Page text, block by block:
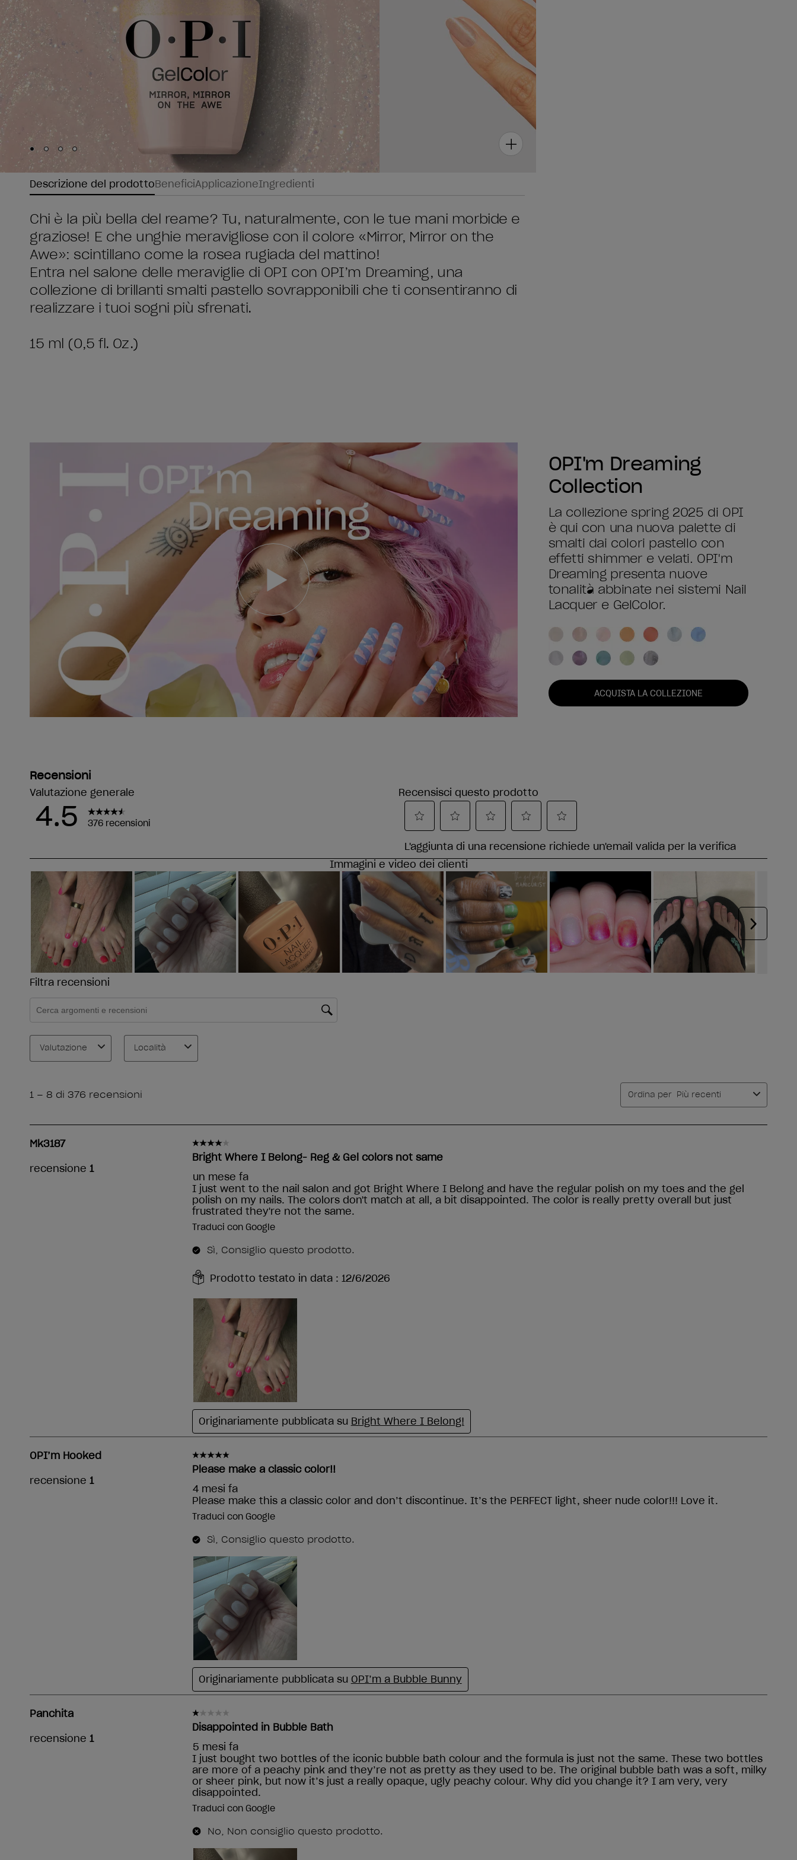
Skip to slide
Skip to slide
Skip to slide
Skip to slide
Descrizione del prodottoBeneficiApplicazioneIngredienti
Chi è la più bella del reame? Tu, naturalmente, con le tue mani morbide e
graziose! E che unghie meravigliose con il colore «Mirror, Mirror on the
Awe»: scintillano come la rosea rugiada del mattino!
Entra nel salone delle meraviglie di OPI con OPI’m Dreaming, una
collezione di brillanti smalti pastello sovrapponibili che ti consentiranno di
realizzare i tuoi sogni più sfrenati.
15 ml (0,5 fl. Oz.)
OPI'm Dreaming
Collection
La collezione spring 2025 di OPI
è qui con una nuova palette di
smalti dai colori pastello con
effetti shimmer e velati. OPI'm
Dreaming presenta nuove
tonalità abbinate nei sistemi Nail
Lacquer e GelColor.
ACQUISTA LA COLLEZIONE